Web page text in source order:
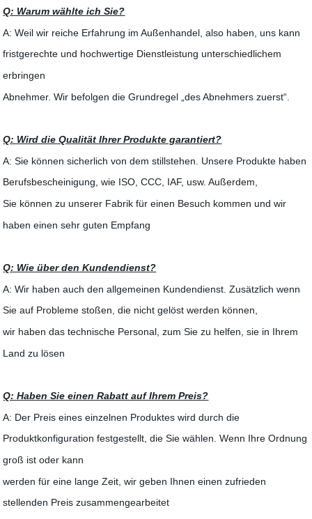
Q: Warum wählte ich Sie?
A: Weil wir reiche Erfahrung im Außenhandel, also haben, uns kann
fristgerechte und hochwertige Dienstleistung unterschiedlichem
erbringen
Abnehmer. Wir befolgen die Grundregel „des Abnehmers zuerst“.
Q: Wird die Qualität Ihrer Produkte garantiert?
A: Sie können sicherlich von dem stillstehen. Unsere Produkte haben
Berufsbescheinigung, wie ISO, CCC, IAF, usw. Außerdem,
Sie können zu unserer Fabrik für einen Besuch kommen und wir
haben einen sehr guten Empfang
Q: Wie über den Kundendienst?
A: Wir haben auch den allgemeinen Kundendienst. Zusätzlich wenn
Sie auf Probleme stoßen, die nicht gelöst werden können,
wir haben das technische Personal, zum Sie zu helfen, sie in Ihrem
Land zu lösen
Q: Haben Sie einen Rabatt auf Ihrem Preis?
A: Der Preis eines einzelnen Produktes wird durch die
Produktkonfiguration festgestellt, die Sie wählen. Wenn Ihre Ordnung
groß ist oder kann
werden für eine lange Zeit, wir geben Ihnen einen zufrieden
stellenden Preis zusammengearbeitet